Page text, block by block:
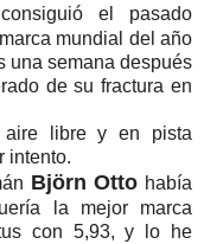
el pasado
mundial del año
una semana después
de su fractura en
aire libre y en pista
intento.
Björn Otto había
la mejor marca
con 5,93, y lo he